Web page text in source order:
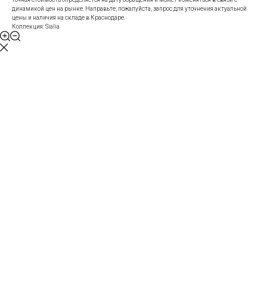
динамикой цен на рынке. Направьте, пожалуйста, запрос для уточнения актуальной
цены и наличия на складе в Краснодаре.
Коллекция: Sialia